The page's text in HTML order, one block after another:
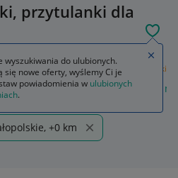
przytulanki dla
prezent Zabawki Maskotki
maskotka pimpek i luczek
+0 km
wyszukiwania do ulubionych.
się nowe oferty, wyślemy Ci je
powiadomienia w ulubionych
.